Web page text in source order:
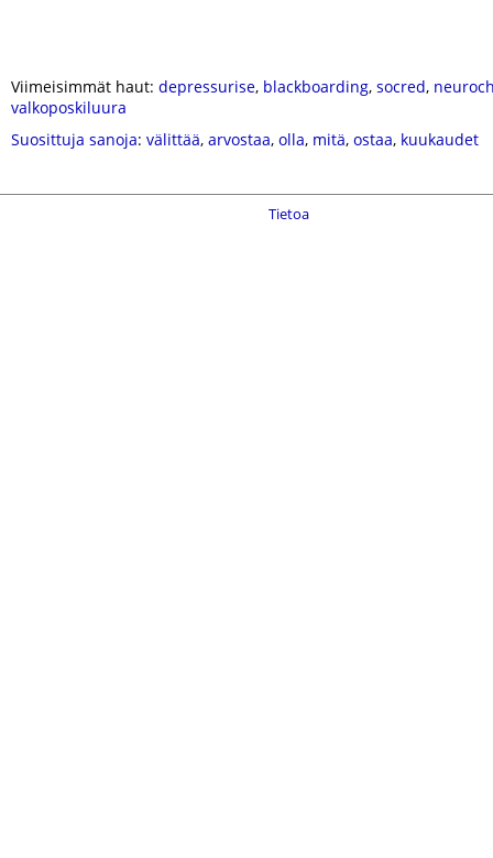
Viimeisimmät haut: depressurise, blackboarding, socred,
valkoposkiluura
Suosittuja sanoja: välittää, arvostaa, olla, mitä, ostaa, kuukaudet
Tietoa